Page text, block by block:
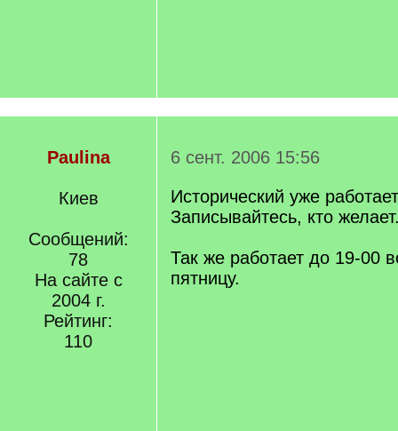
Paulina
Киев
Сообщений:
78
На сайте с
2004 г.
Рейтинг:
110
6 сент. 2006 15:56
Исторический уже
Записывайтесь, кто
Так же работает до 19-00
пятницу.